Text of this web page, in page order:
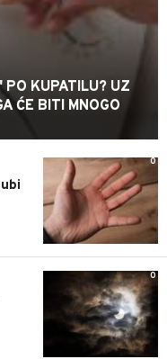
PO KUPATILU? UZ
ĆE BITI MNOGO
0
0